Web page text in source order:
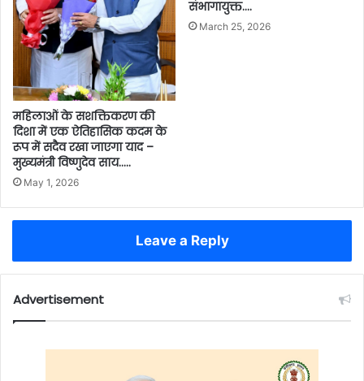
महिलाओं के सशक्तिकरण की
दिशा में एक ऐतिहासिक कदम के
रूप में सदैव रखा जाएगा याद –
मुख्यमंत्री विष्णुदेव साय…..
May 1, 2026
संभागायुक्त….
March 25, 2026
Leave a Reply
Advertisement